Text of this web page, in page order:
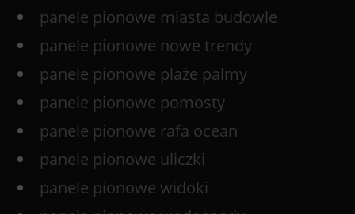
panele pionowe miasta budowle
panele pionowe nowe trendy
panele pionowe plaże palmy
panele pionowe pomosty
panele pionowe rafa ocean
panele pionowe uliczki
panele pionowe widoki